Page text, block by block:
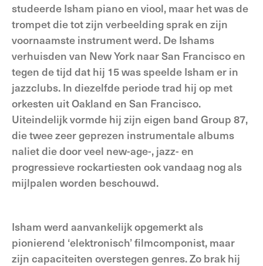
studeerde Isham piano en viool, maar het was de
trompet die tot zijn verbeelding sprak en zijn
voornaamste instrument werd. De Ishams
verhuisden van New York naar San Francisco en
tegen de tijd dat hij 15 was speelde Isham er in
jazzclubs. In diezelfde periode trad hij op met
orkesten uit Oakland en San Francisco.
Uiteindelijk vormde hij zijn eigen band Group 87,
die twee zeer geprezen instrumentale albums
naliet die door veel new-age-, jazz- en
progressieve rockartiesten ook vandaag nog als
mijlpalen worden beschouwd.
Isham werd aanvankelijk opgemerkt als
pionierend ‘elektronisch’ filmcomponist, maar
zijn capaciteiten overstegen genres. Zo brak hij